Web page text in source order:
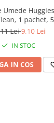
Umede
1 pachet,
bucati
Lei9,10 Lei
IN STOC
IN COS